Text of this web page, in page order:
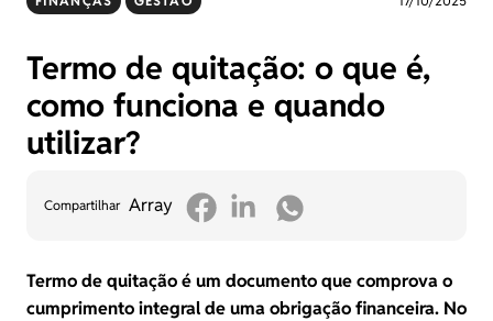
Termo de quitação: o que é,
como funciona e quando
utilizar?
Compartilhar Array
Termo de quitaçãoé um documento que comprova o
cumprimento integral de uma obrigação financeira. No